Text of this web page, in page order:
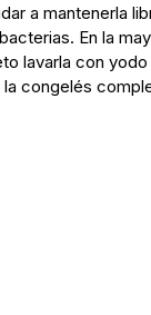
a mantenerla
En la
lavarla con
congelés